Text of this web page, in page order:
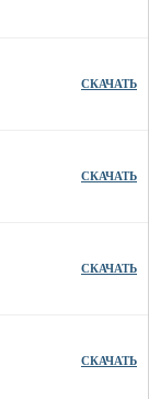
СКАЧАТЬ
СКАЧАТЬ
СКАЧАТЬ
СКАЧАТЬ